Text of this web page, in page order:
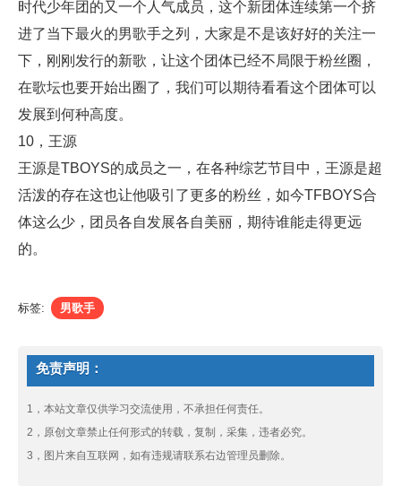
时代少年团的又一个人气成员，这个新团体连续第一个挤
进了当下最火的男歌手之列，大家是不是该好好的关注一
下，刚刚发行的新歌，让这个团体已经不局限于粉丝圈，
在歌坛也要开始出圈了，我们可以期待看看这个团体可以
发展到何种高度。
10，王源
王源是TBOYS的成员之一，在各种综艺节目中，王源是超
活泼的存在这也让他吸引了更多的粉丝，如今TFBOYS合
体这么少，团员各自发展各自美丽，期待谁能走得更远
的。
标签: 男歌手
免责声明：
1，本站文章仅供学习交流使用，不承担任何责任。
2，原创文章禁止任何形式的转载，复制，采集，违者必究。
3，图片来自互联网，如有违规请联系右边管理员删除。